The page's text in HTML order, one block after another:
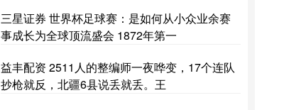
三星证券 世界杯足球赛：是如何从小众业余赛
事成长为全球顶流盛会 1872年第一
益丰配资 2511人的整编师一夜哗变，17个连队
抄枪就反，北疆6县说丢就丢。王